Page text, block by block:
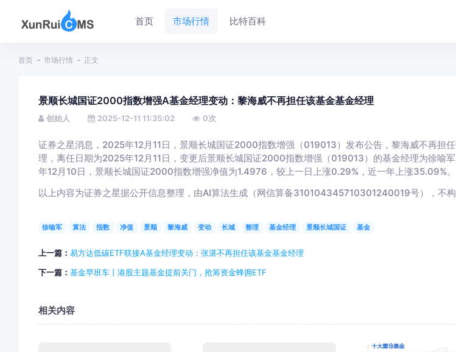
首页 市场行情 比特百科
首页 市场行情 正文
景顺长城国证2000指数增强A基金经理变动：黎海威不再担任该基金基金经理
创始人 2025-12-11 11:35:02 0次
证券之星消息，2025年12月11日，景顺长城国证2000指数增强（019013）发布公告，黎海威不再担
理，离任日期为2025年12月11日，变更后景顺长城国证2000指数增强（019013）的基金经理为徐喻
年12月10日，景顺长城国证2000指数增强净值为1.4976，较上一日上涨0.29%，近一年上涨35.09%。
以上内容为证券之星据公开信息整理，由AI算法生成（网信算备310104345710301240019号），不构
徐喻军 算法 指数 净值 景顺 黎海威 变动 长城 整理 基金经理 景顺长城国证 基金
上一篇： 易方达低碳ETF联接A基金经理变动：张湛不再担任该基金基金经理
下一篇： 基金早班车丨港股主题基金提前关门，抢筹资金蜂拥ETF
相关内容